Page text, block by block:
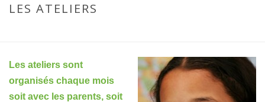
LES ATELIERS
Les ateliers sont
organisés chaque mois
soit avec les parents, soit